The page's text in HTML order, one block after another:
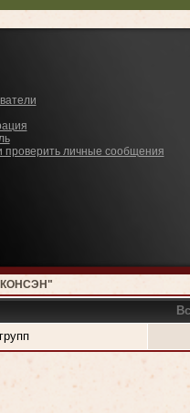
проверить личные сообщения